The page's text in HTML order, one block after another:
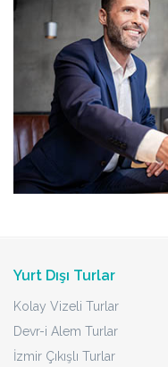
Yurt Dışı Turlar
Kolay Vizeli Turlar
Devr-i Alem Turlar
İzmir Çıkışlı Turlar